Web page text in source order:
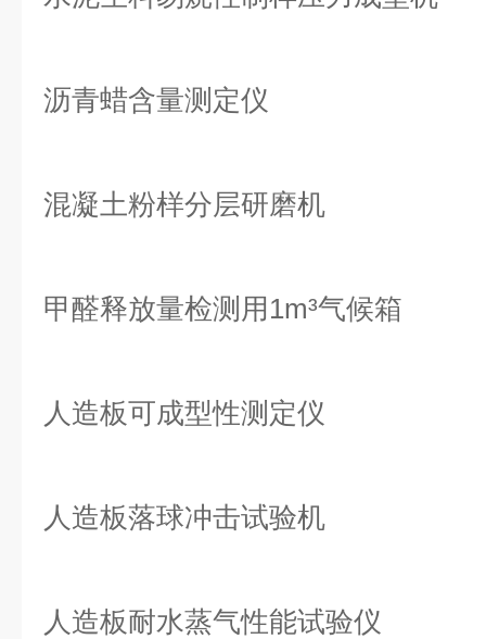
沥青蜡含量测定仪
混凝土粉样分层研磨机
甲醛释放量检测用1m³气候箱
人造板可成型性测定仪
人造板落球冲击试验机
人造板耐水蒸气性能试验仪